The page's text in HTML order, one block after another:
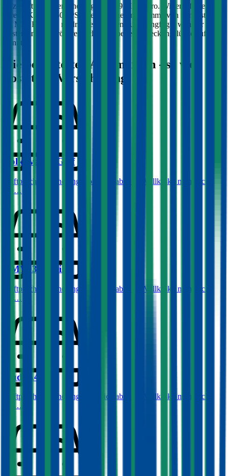
Kfz-Haftpflichtversicherung bei 7,79 Mio. Euro. Wir empfehlen für
Ihren PKW mit
506
PS eine Versicherungssumme von mindestens
20 Mio. Euro, da niedrigere Summen nur geringfügig weniger
kosten und bei größeren Schäden aber eine Deckungslücke auftreten
könnte.
Die beliebtesten Automarken - so viel
kostet die Versicherung:
Volkswagen Golf
Haftpflichtversicherung monatlich ab
Vollkasko monatlich
ab …
BMW 3er-Reihe
Haftpflichtversicherung monatlich ab
Vollkasko monatlich
ab …
Audi A4
Haftpflichtversicherung monatlich ab
Vollkasko monatlich
ab …